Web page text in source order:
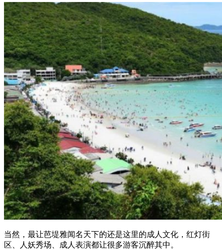
当然，最让芭堤雅闻名天下的还是这里的成人文化，红灯街
区、人妖秀场、成人表演都让很多游客沉醉其中。